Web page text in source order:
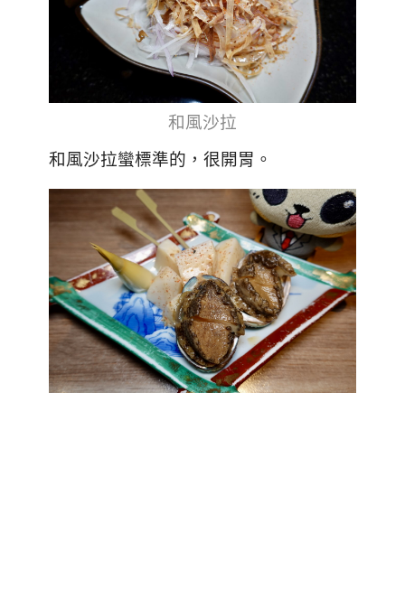
和風沙拉
和風沙拉蠻標準的，很開胃。